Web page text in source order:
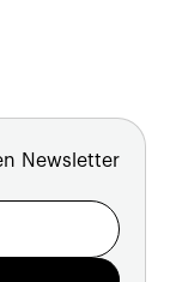
Newsletter